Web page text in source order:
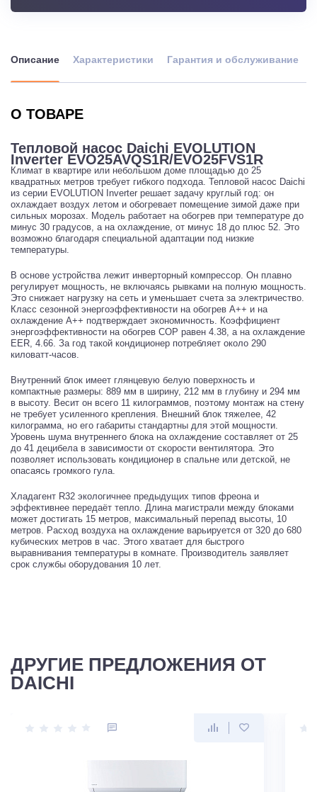
Описание Характеристики Гарантия и обслуживание
О ТОВАРЕ
Тепловой насос Daichi EVOLUTION
Inverter EVO25AVQS1R/EVO25FVS1R
Климат в квартире или небольшом доме площадью до 25
квадратных метров требует гибкого подхода. Тепловой насос Daichi
из серии EVOLUTION Inverter решает задачу круглый год: он
охлаждает воздух летом и обогревает помещение зимой даже при
сильных морозах. Модель работает на обогрев при температуре до
минус 30 градусов, а на охлаждение, от минус 18 до плюс 52. Это
возможно благодаря специальной адаптации под низкие
температуры.
В основе устройства лежит инверторный компрессор. Он плавно
регулирует мощность, не включаясь рывками на полную мощность.
Это снижает нагрузку на сеть и уменьшает счета за электричество.
Класс сезонной энергоэффективности на обогрев A++ и на
охлаждение A++ подтверждает экономичность. Коэффициент
энергоэффективности на обогрев COP равен 4.38, а на охлаждение
EER, 4.66. За год такой кондиционер потребляет около 290
киловатт-часов.
Внутренний блок имеет глянцевую белую поверхность и
компактные размеры: 889 мм в ширину, 212 мм в глубину и 294 мм
в высоту. Весит он всего 11 килограммов, поэтому монтаж на стену
не требует усиленного крепления. Внешний блок тяжелее, 42
килограмма, но его габариты стандартны для этой мощности.
Уровень шума внутреннего блока на охлаждение составляет от 25
до 41 децибела в зависимости от скорости вентилятора. Это
позволяет использовать кондиционер в спальне или детской, не
опасаясь громкого гула.
Хладагент R32 экологичнее предыдущих типов фреона и
эффективнее передаёт тепло. Длина магистрали между блоками
может достигать 15 метров, максимальный перепад высоты, 10
метров. Расход воздуха на охлаждение варьируется от 320 до 680
кубических метров в час. Этого хватает для быстрого
выравнивания температуры в комнате. Производитель заявляет
срок службы оборудования 10 лет.
ДРУГИЕ ПРЕДЛОЖЕНИЯ ОТ
DAICHI